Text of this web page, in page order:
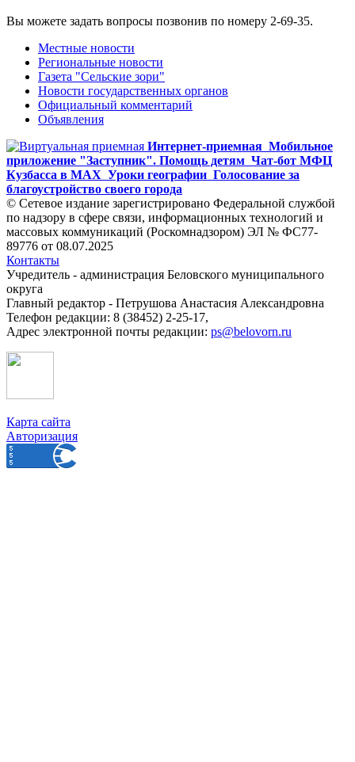
Вы можете задать вопросы позвонив по номеру 2-69-35.
Местные новости
Региональные новости
Газета "Сельские зори"
Новости государственных органов
Официальный комментарий
Объявления
Интернет-приемная Мобильное
приложение "Заступник". Помощь детям Чат-бот МФЦ
Кузбасса в MAX Уроки географии Голосование за
благоустройство своего города
© Сетевое издание зарегистрировано Федеральной службой
по надзору в сфере связи, информационных технологий и
массовых коммуникаций (Роскомнадзором) ЭЛ № ФС77-
89776 от 08.07.2025
Контакты
Учредитель - администрация Беловского муниципального
округа
Главный редактор - Петрушова Анастасия Александровна
Телефон редакции: 8 (38452) 2-25-17,
Адрес электронной почты редакции: ps@belovorn.ru
Карта сайта
Авторизация